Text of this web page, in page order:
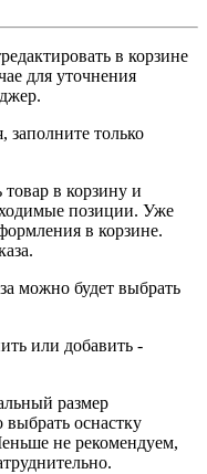
в корзине
для уточнения
заполните только
в корзину и
позиции. Уже
в корзине.
можно будет выбрать
или добавить -
размер
оснастку
не рекомендуем,